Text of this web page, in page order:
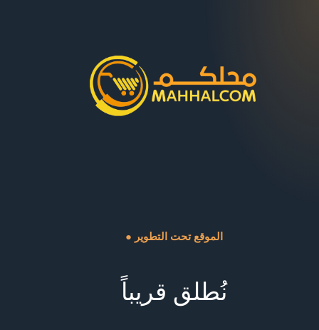
● الموقع تحت التطوير
نُطلق قريباً